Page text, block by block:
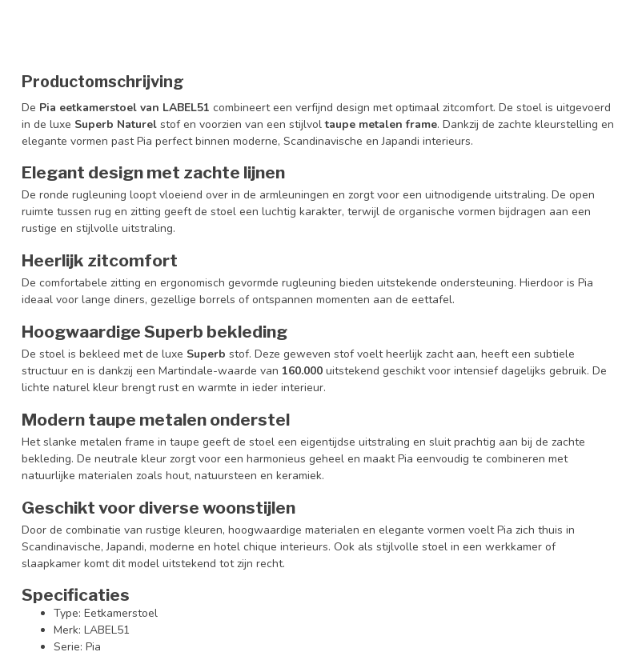
Productomschrijving
De Pia eetkamerstoel van LABEL51 combineert een verfijnd design met optimaal zitcomfort. De stoel is uitgevoerd
in de luxe Superb Naturel stof en voorzien van een stijlvoltaupe metalen frame. Dankzij de zachte kleurstelling en
elegante vormen past Pia perfect binnen moderne, Scandinavische en Japandi interieurs.
Elegant design met zachte lijnen
De ronde rugleuning loopt vloeiend over in de armleuningen en zorgt voor een uitnodigende uitstraling. De open
ruimte tussen rug en zitting geeft de stoel een luchtig karakter, terwijl de organische vormen bijdragen aan een
rustige en stijlvolle uitstraling.
Heerlijk zitcomfort
De comfortabele zitting en ergonomisch gevormde rugleuning bieden uitstekende ondersteuning. Hierdoor is Pia
ideaal voor lange diners, gezellige borrels of ontspannen momenten aan de eettafel.
Hoogwaardige Superb bekleding
De stoel is bekleed met de luxe Superb stof. Deze geweven stof voelt heerlijk zacht aan, heeft een subtiele
structuur en is dankzij een Martindale-waarde van 160.000 uitstekend geschikt voor intensief dagelijks gebruik. De
lichte naturel kleur brengt rust en warmte in ieder interieur.
Modern taupe metalen onderstel
Het slanke metalen frame in taupe geeft de stoel een eigentijdse uitstraling en sluit prachtig aan bij de zachte
bekleding. De neutrale kleur zorgt voor een harmonieus geheel en maakt Pia eenvoudig te combineren met
natuurlijke materialen zoals hout, natuursteen en keramiek.
Geschikt voor diverse woonstijlen
Door de combinatie van rustige kleuren, hoogwaardige materialen en elegante vormen voelt Pia zich thuis in
Scandinavische, Japandi, moderne en hotel chique interieurs. Ook als stijlvolle stoel in een werkkamer of
slaapkamer komt dit model uitstekend tot zijn recht.
Specificaties
Type: Eetkamerstoel
Merk: LABEL51
Serie: Pia